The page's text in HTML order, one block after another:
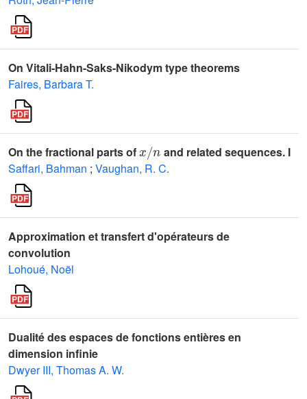
On Vitali-Hahn-Saks-Nikodym type theorems
Faires, Barbara T.
On the fractional parts of
n
and related sequences. I
Saffari, Bahman ; Vaughan, R. C.
Approximation et transfert d'opérateurs de
convolution
Lohoué, Noël
Dualité des espaces de fonctions entières en
dimension infinie
Dwyer III, Thomas A. W.